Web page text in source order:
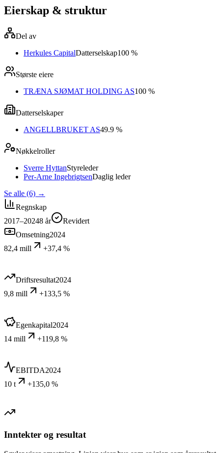
Eierskap & struktur
Del av
Herkules CapitalDatterselskap100 %
Største eiere
TRÆNA SJØMAT HOLDING AS100 %
Datterselskaper
ANGELLBRUKET AS49.9 %
Nøkkelroller
Sverre HyttanStyreleder
Per-Arne IngebrigtsenDaglig leder
Se alle (6) →
Regnskap
2017–20248 år
Revidert
Omsetning2024
82,4 mill
+37,4 %
Driftsresultat2024
9,8 mill
+133,5 %
Egenkapital2024
14 mill
+119,8 %
EBITDA2024
10 t
+135,0 %
Inntekter og resultat